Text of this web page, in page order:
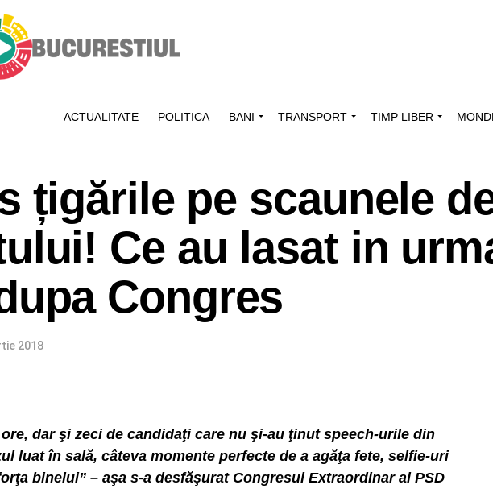
ACTUALITATE POLITICA BANI TRANSPORT TIMP LIBER
țigările pe scaunele
Ce au lasat in
Congres
2018
dar şi zeci de candidaţi care nu şi-au ţinut speech-urile din
luat în sală, câteva momente perfecte de a agăţa fete, selfie-uri
binelui” – aşa s-a desfăşurat Congresul Extraordinar al PSD